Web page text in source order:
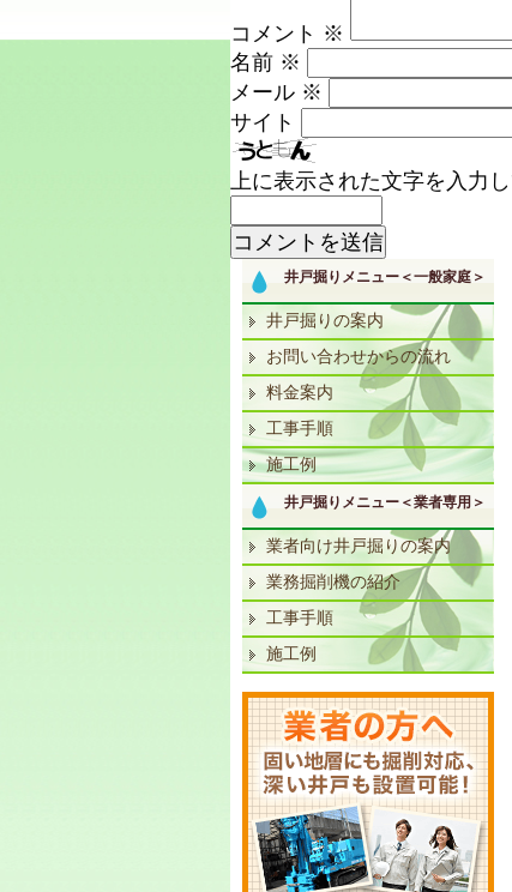
コメント ※
名前 ※
メール ※
サイト
上に表示された文字を入力し
井戸掘りメニュー＜一般家庭＞
井戸掘りの案内
お問い合わせからの流れ
料金案内
工事手順
施工例
井戸掘りメニュー＜業者専用＞
業者向け井戸掘りの案内
業務掘削機の紹介
工事手順
施工例